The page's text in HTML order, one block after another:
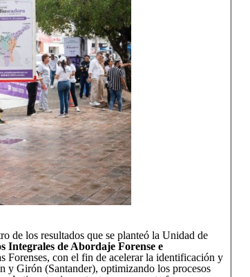
de los resultados que se planteó la Unidad de
Integrales de Abordaje Forense e
Forenses, con el fin de acelerar la identificación y
y Girón (Santander), optimizando los procesos